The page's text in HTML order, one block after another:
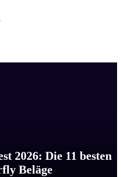
2026: Die 11 besten
Beläge